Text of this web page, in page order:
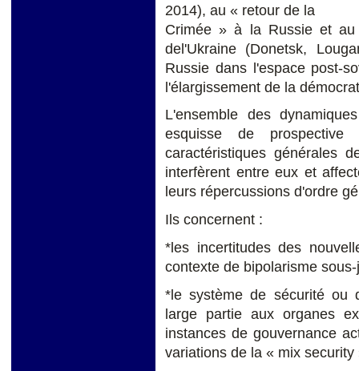
2014), au « retour de la
Crimée » à la Russie et au
del'Ukraine (Donetsk,
Russie dans l'espace post-
l'élargissement de la
L'ensemble des
esquisse de
caractéristiques générales
interfèrent entre eux et
leurs répercussions d'ordre
Ils concernent :
*les incertitudes des
contexte de bipolarisme
*le système de sécurité ou
large partie aux organes
instances de gouvernance
variations de la « mix security